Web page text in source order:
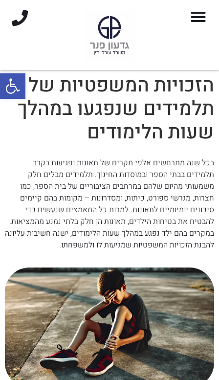
פתח הזכויות המשפטיות של
תלמידים שנפגעו במהלך
שעות הלימודים
בכל שנה מתרחשים אלפי מקרים של תאונות ופגיעות בקרב
תלמידים בבתי הספר ובמוסדות החינוך. תלמידים מבלים חלק
משמעותי מהיום שלהם במרחבים הציבוריים של בית הספר, כמו
חצרות, מגרשי ספורט, כיתות, ומסדרונות – מקומות בהם קיימים
סיכונים יומיומיים לתאונות. למרות כל המאמצים שנעשים כדי
להבטיח את בטיחות הילדים, תאונות הן חלק בלתי נמנע מהמציאות.
במקרים בהם ילד נפגע במהלך שעות הלימודים, ישנה חשיבות עליונה
להבנת הזכויות המשפטיות שמגיעות לו ולמשפחתו.